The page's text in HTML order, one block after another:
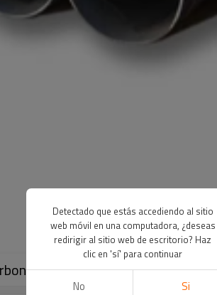
negro 6 metros
Detectado que estás accediendo al sitio
web móvil en una computadora, ¿deseas
redirigir al sitio web de escritorio? Haz
clic en 'sí' para continuar
No Si